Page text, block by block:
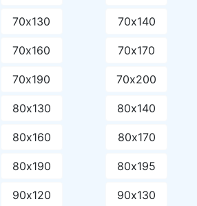
70х130 70х140
70х160 70х170
70х190 70х200
80х130 80х140
80х160 80х170
80х190 80х195
90х120 90х130